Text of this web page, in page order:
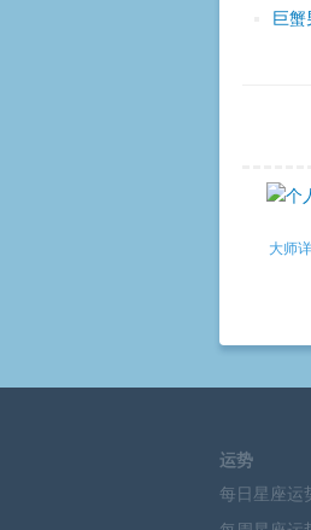
巨蟹
大师
运势
每日星座运